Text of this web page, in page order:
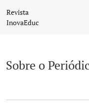
Sobre o Periódico
Revista
InovaEduc
Sobre o